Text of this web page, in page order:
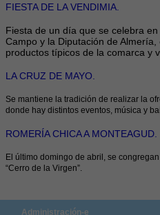
FIESTA DE LA VENDIMIA.
Fiesta de un día que se celebra
Campo y la Diputación de
productos típicos de la comarca y
LA CRUZ DE MAYO.
Se mantiene la tradición de realizar la
donde hay distintos eventos, música y
ROMERÍA CHICA A MONTEAGUD.
El último domingo de abril, se
“Cerro de la Virgen”.
Administración-e